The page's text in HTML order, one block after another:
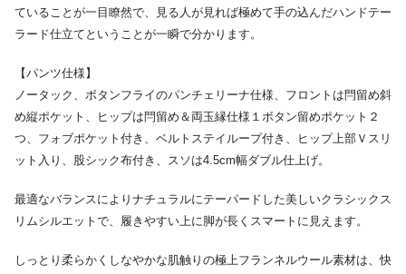
ていることが一目瞭然で、見る人が見れば極めて手の込んだハンドテー
ラード仕立てということが一瞬で分かります。
【パンツ仕様】
ノータック、ボタンフライのパンチェリーナ仕様、フロントは閂留め斜
め縦ポケット、ヒップは閂留め＆両玉縁仕様１ボタン留めポケット２
つ、フォブポケット付き、ベルトステイループ付き、ヒップ上部Ｖスリ
ット入り、股シック布付き、スソは4.5cm幅ダブル仕上げ。
最適なバランスによりナチュラルにテーパードした美しいクラシックス
リムシルエットで、履きやすい上に脚が長くスマートに見えます。
しっとり柔らかくしなやかな肌触りの極上フランネルウール素材は、快